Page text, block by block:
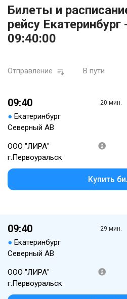
Билеты и
рейсу
09:40:00
Отправление В пути
09:40
● Екатеринбург
Северный АВ
20 мин.
ООО "ЛИРА"
г.Первоуральск
Купить
09:40
● Екатеринбург
Северный АВ
29 мин.
ООО "ЛИРА"
г.Первоуральск